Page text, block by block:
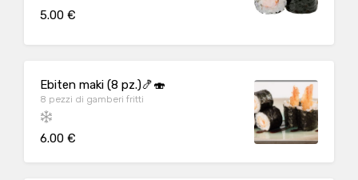
5.00 €
Ebiten maki (8 pz.)🍤🍣
8 pezzi di gamberi fritti
6.00 €